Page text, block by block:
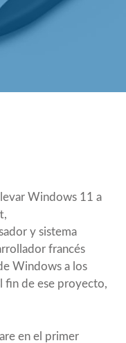
Windows 11 a
y sistema
francés
Windows a los
fin de ese proyecto,
en el primer